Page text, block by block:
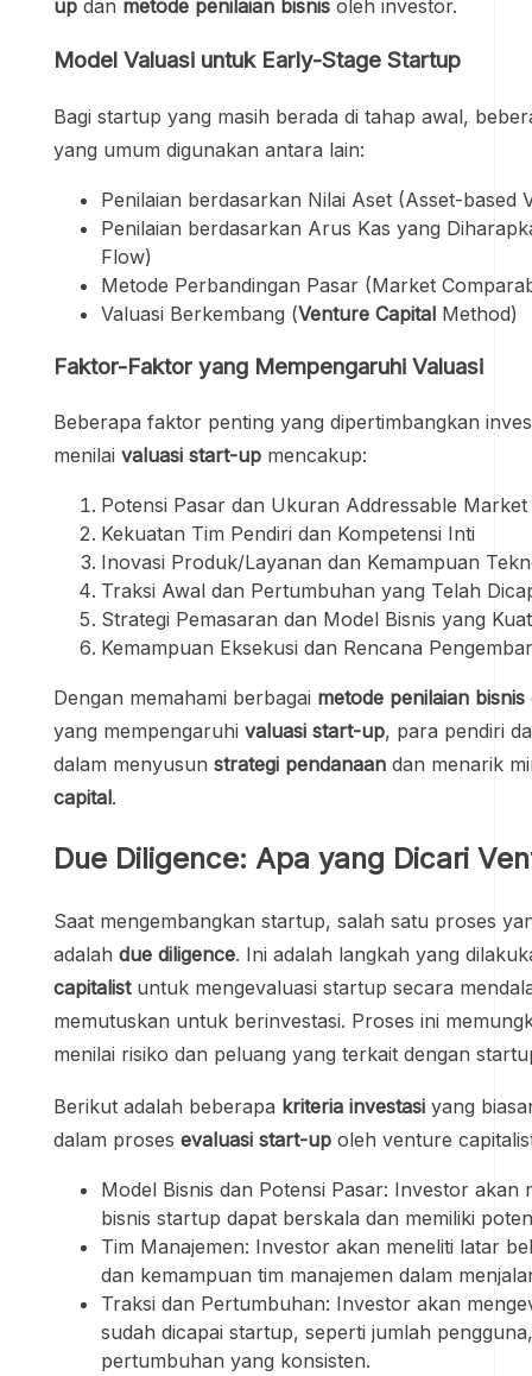
up dan metode penilaian bisnis oleh investor.
Model Valuasi untuk Early-Stage Startup
Bagi startup yang masih berada di tahap awal,
yang umum digunakan antara lain:
Penilaian berdasarkan Nilai Aset (Asset-based
Penilaian berdasarkan Arus Kas yang
Flow)
Metode Perbandingan Pasar (Market
Valuasi Berkembang (Venture Capital Method)
Faktor-Faktor yang Mempengaruhi Valuasi
Beberapa faktor penting yang dipertimbangkan
menilai valuasi start-up mencakup:
Potensi Pasar dan Ukuran Addressable Market
Kekuatan Tim Pendiri dan Kompetensi Inti
Inovasi Produk/Layanan dan Kemampuan
Traksi Awal dan Pertumbuhan yang Telah
Strategi Pemasaran dan Model Bisnis yang Kuat
Kemampuan Eksekusi dan Rencana
Dengan memahami berbagai metode penilaian bisnis
yang mempengaruhi valuasi start-up, para pendiri
dalam menyusun strategi pendanaan dan menarik
capital.
Due Diligence: Apa yang Dicari
Saat mengembangkan startup, salah satu proses
adalah due diligence. Ini adalah langkah yang
capitalistuntuk mengevaluasi startup secara
memutuskan untuk berinvestasi. Proses ini
menilai risiko dan peluang yang terkait dengan
Berikut adalah beberapa kriteria investasi yang
dalam proses evaluasi start-up oleh venture
Model Bisnis dan Potensi Pasar: Investor akan
bisnis startup dapat berskala dan memiliki
Tim Manajemen: Investor akan meneliti latar
dan kemampuan tim manajemen dalam
Traksi dan Pertumbuhan: Investor akan
sudah dicapai startup, seperti jumlah
pertumbuhan yang konsisten.